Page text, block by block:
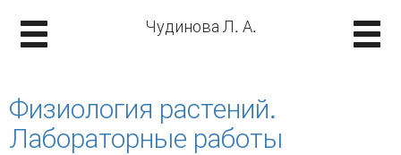
Чудинова Л. А.
Физиология растений.
Лабораторные работы